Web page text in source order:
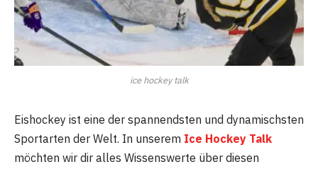
ice hockey talk
Eishockey ist eine der spannendsten und dynamischsten
Sportarten der Welt. In unserem Ice Hockey Talk
möchten wir dir alles Wissenswerte über diesen